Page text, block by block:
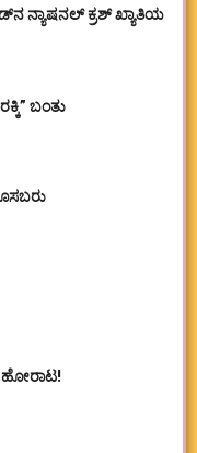
ನ್ಯಾಷನಲ್ ಕ್ರಶ್ ಖ್ಯಾತಿಯ
ಬಂತು
ಹೋರಾಟ!